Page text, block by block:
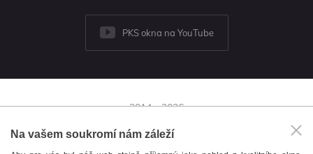
PKS okna na YouTube
2014 - 2026
Brněnská 126/38,
Na vašem soukromí nám záleží